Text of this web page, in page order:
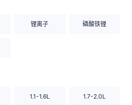
锂离子 磷酸铁锂
1.1-1.6L 1.7-2.0L